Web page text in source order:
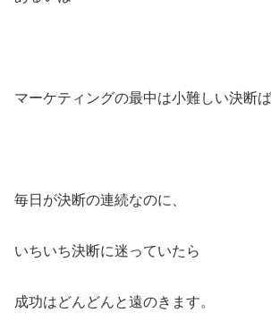
マーケティングの最中は小難しい決断ば
毎日が決断の連続なのに、
いちいち決断に迷っていたら
成功はどんどんと遠のきます。